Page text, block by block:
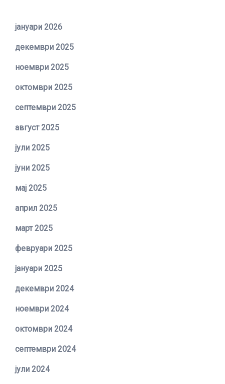
јануари 2026
декември 2025
ноември 2025
октомври 2025
септември 2025
август 2025
јули 2025
јуни 2025
мај 2025
април 2025
март 2025
февруари 2025
јануари 2025
декември 2024
ноември 2024
октомври 2024
септември 2024
јули 2024